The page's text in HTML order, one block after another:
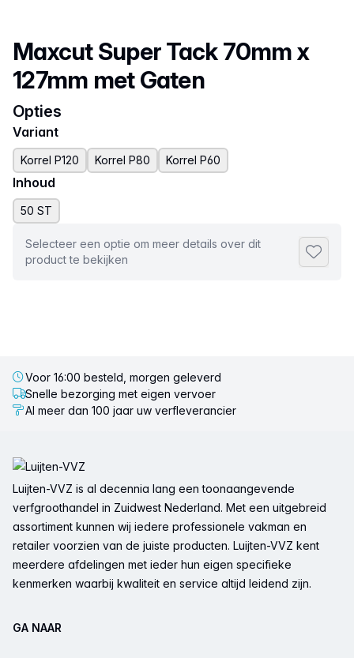
Productnaam
Maxcut Super Tack 70mm x
127mm met Gaten
Opties
Variant
Korrel P120 Korrel P80 Korrel P60
Inhoud
50 ST
Selecteer een optie om meer details over dit
product te bekijken
Voor 16:00 besteld, morgen geleverd
Snelle bezorging met eigen vervoer
Al meer dan 100 jaar uw verfleverancier
Luijten-VVZ is al decennia lang een toonaangevende
verfgroothandel in Zuidwest Nederland. Met een uitgebreid
assortiment kunnen wij iedere professionele vakman en
retailer voorzien van de juiste producten. Luijten-VVZ kent
meerdere afdelingen met ieder hun eigen specifieke
kenmerken waarbij kwaliteit en service altijd leidend zijn.
GA NAAR